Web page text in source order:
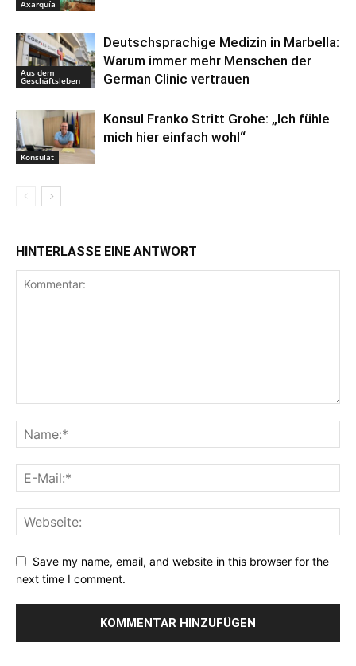
Axarquía
Aus dem
Geschäftsleben
Deutschsprachige Medizin in Marbella:
Warum immer mehr Menschen der
German Clinic vertrauen
Konsulat
Konsul Franko Stritt Grohe: „Ich fühle
mich hier einfach wohl“
HINTERLASSE EINE ANTWORT
Save my name, email, and website in this browser for the
next time I comment.